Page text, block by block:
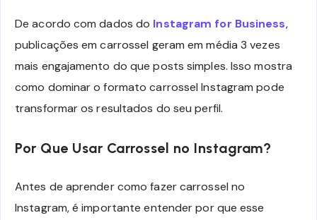
De acordo com dados do Instagram for Business,
publicações em carrossel geram em média 3 vezes
mais engajamento do que posts simples. Isso mostra
como dominar o formato carrossel Instagram pode
transformar os resultados do seu perfil.
Por Que Usar Carrossel no Instagram?
Antes de aprender como fazer carrossel no
Instagram, é importante entender por que esse